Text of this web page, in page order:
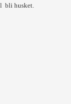
bli husket.